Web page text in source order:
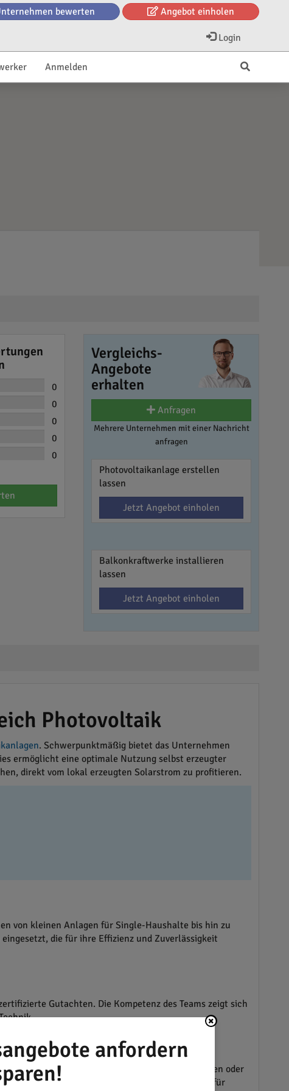
bewerten Angebot einholen
Login
Anmelden
0
0
0
0
0
Vergleichs-
Angebote
erhalten
Anfragen
Mehrere Unternehmen mit einer Nachricht
anfragen
Photovoltaikanlage erstellen
lassen
Jetzt Angebot einholen
Balkonkraftwerke installieren
lassen
Jetzt Angebot einholen
Photovoltaik
. Schwerpunktmäßig bietet das Unternehmen
ermöglicht eine optimale Nutzung selbst erzeugter
direkt vom lokal erzeugten Solarstrom zu profitieren.
von kleinen Anlagen für Single-Haushalte bis hin zu
die für ihre Effizienz und Zuverlässigkeit
Gutachten. Die Kompetenz des Teams zeigt sich
von innovativen Lösungen wie Wärmepumpen oder
was eine optimierte Gesamtenergielösung für
anfordern